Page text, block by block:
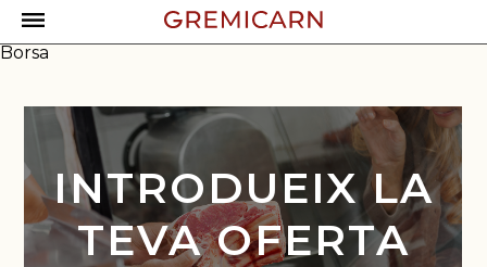
GremiCarn Borsa de treball>Formulari oferta –
Borsa
INTRODUEIX LA
TEVA OFERTA